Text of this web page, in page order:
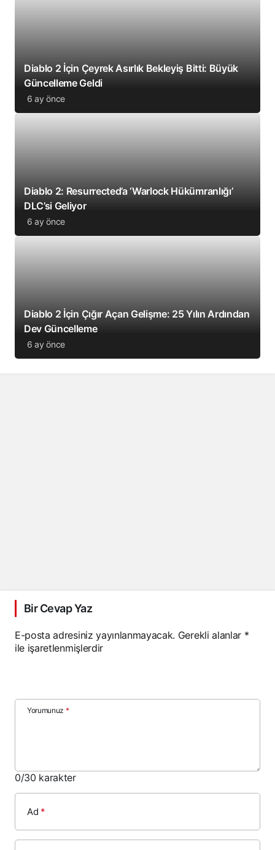
Diablo 2 İçin Çeyrek Asırlık Bekleyiş Bitti: Büyük
Güncelleme Geldi
6 ay önce
Diablo 2: Resurrected’a ‘Warlock Hükümranlığı’
DLC’si Geliyor
6 ay önce
Diablo 2 İçin Çığır Açan Gelişme: 25 Yılın Ardından
Dev Güncelleme
6 ay önce
Bir Cevap Yaz
E-posta adresiniz yayınlanmayacak. Gerekli alanlar *
ile işaretlenmişlerdir
Yorumunuz *
0/30 karakter
Ad *